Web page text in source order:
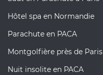
Hôtel spa en Normandie
Parachute en PACA
Montgolfière près de Paris
Nuit insolite en PACA